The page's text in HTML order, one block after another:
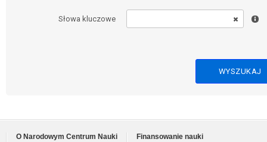
Słowa kluczowe
O Narodowym Centrum Nauki
Finansowanie nauki